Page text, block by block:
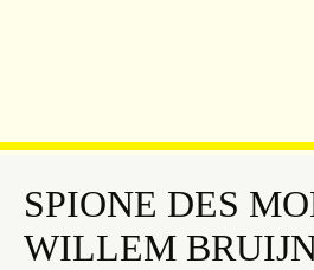
SPIONE DES
WILLEM